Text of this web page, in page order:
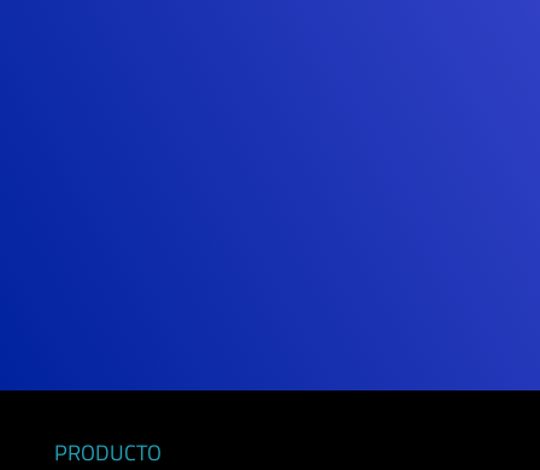
PRODUCTO